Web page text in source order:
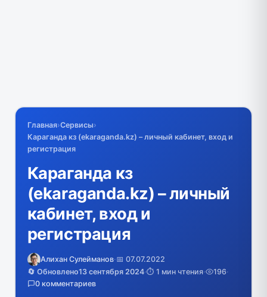
Главная›Сервисы›
Караганда кз (ekaraganda.kz) – личный кабинет, вход и
регистрация
Караганда кз
(ekaraganda.kz) – личный
кабинет, вход и
регистрация
Алихан Сулейманов·📅 07.07.2022
🔄 Обновлено13 сентября 2024·⏱️ 1 мин чтения· 196·
0 комментариев